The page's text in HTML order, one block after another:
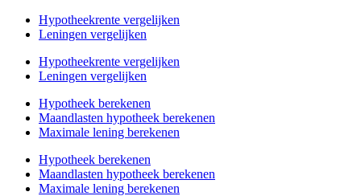
Hypotheekrente vergelijken
Leningen vergelijken
Hypotheekrente vergelijken
Leningen vergelijken
Hypotheek berekenen
Maandlasten hypotheek berekenen
Maximale lening berekenen
Hypotheek berekenen
Maandlasten hypotheek berekenen
Maximale lening berekenen